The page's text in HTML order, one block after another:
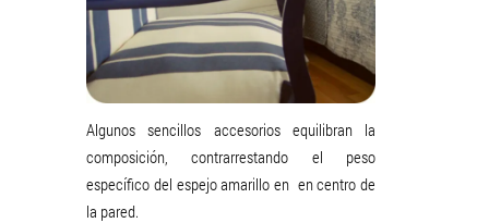
Algunos sencillos accesorios equilibran la
composición, contrarrestando el peso
específico del espejo amarillo en en centro de
la pared.